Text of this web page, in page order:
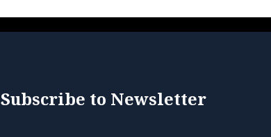
Subscribe to Newsletter